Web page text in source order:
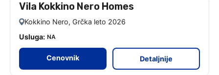
leto 2026 - 9 noćenja
Vila Kokkino Nero Homes
Kokkino Nero, Grčka leto 2026
Usluga: NA
Cenovnik Detaljnije